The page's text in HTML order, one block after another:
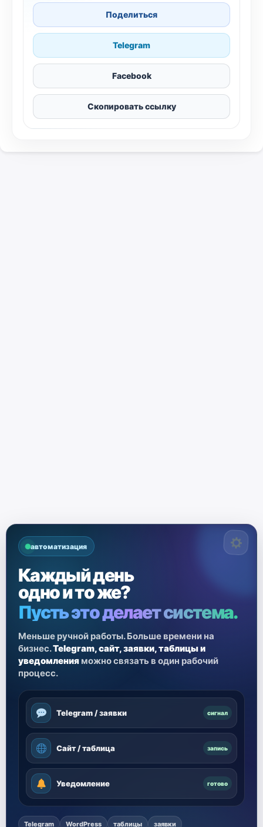
Поделиться
Telegram
Facebook
Скопировать ссылку
автоматизация
Каждый день
одно и то же?
Пусть это делает система.
Меньше ручной работы. Больше времени на
бизнес.Telegram, сайт, заявки, таблицы и
уведомления можно связать в один рабочий
процесс.
Telegram / заявки сигнал
Сайт / таблица запись
Уведомление готово
Telegram WordPress таблицы заявки